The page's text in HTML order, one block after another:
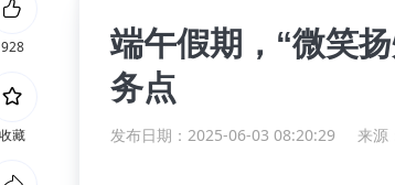
端午假期，“微笑
务点
发布日期：2025-06-03 08:20:29 来源
928
收藏